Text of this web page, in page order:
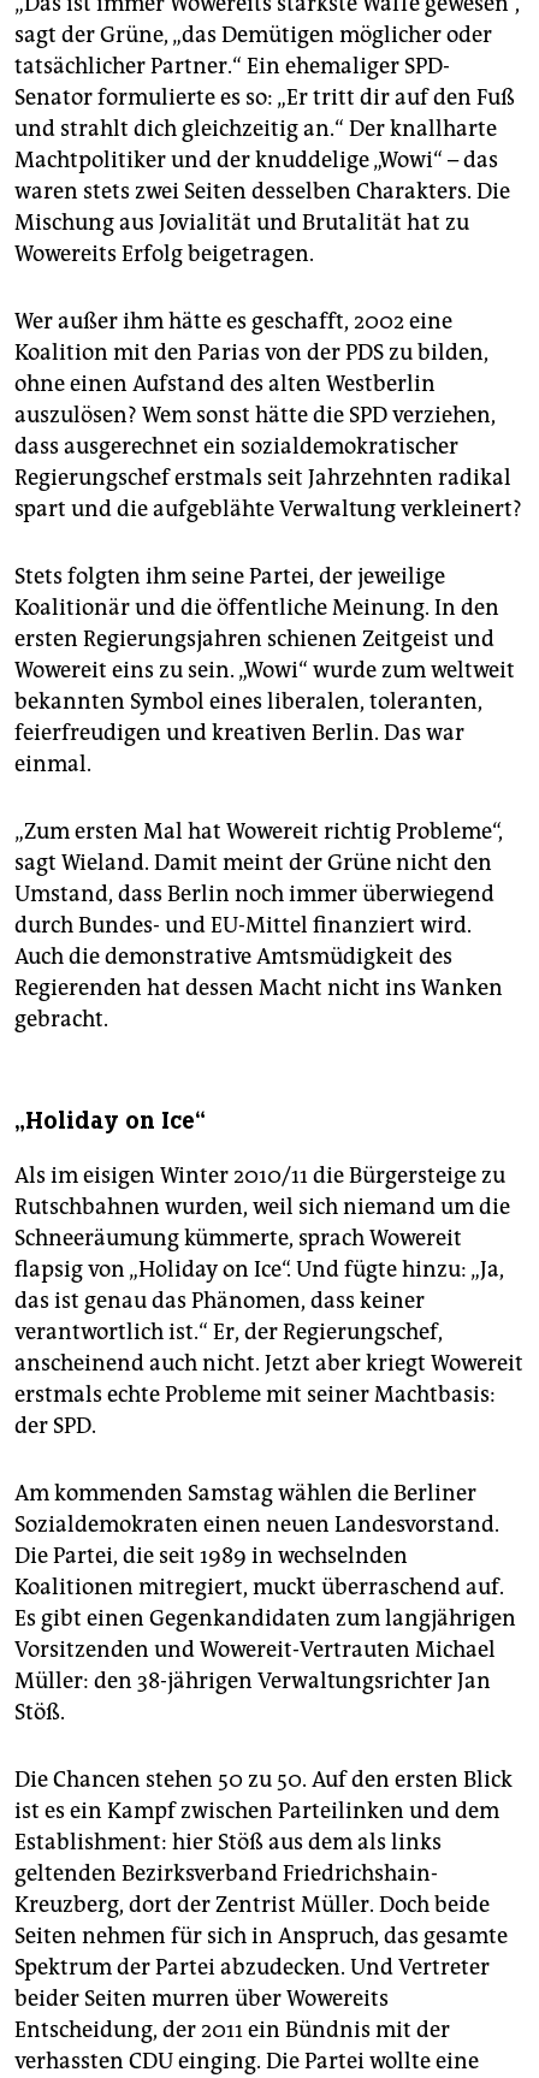
bisherige Landesvorsitzende Michael Müller muss
sich eines aussichtsreichen Gegenkandidaten
erwehren. (mlo)
sagt der Grüne, „das Demütigen möglicher oder
tatsächlicher Partner.“ Ein ehemaliger SPD-
Senator formulierte es so: „Er tritt dir auf den Fuß
und strahlt dich gleichzeitig an.“ Der knallharte
Machtpolitiker und der knuddelige „Wowi“ – das
waren stets zwei Seiten desselben Charakters. Die
Mischung aus Jovialität und Brutalität hat zu
Wowereits Erfolg beigetragen.
Wer außer ihm hätte es geschafft, 2002 eine
Koalition mit den Parias von der PDS zu bilden,
ohne einen Aufstand des alten Westberlin
auszulösen? Wem sonst hätte die SPD verziehen,
dass ausgerechnet ein sozialdemokratischer
Regierungschef erstmals seit Jahrzehnten radikal
spart und die aufgeblähte Verwaltung verkleinert?
Stets folgten ihm seine Partei, der jeweilige
Koalitionär und die öffentliche Meinung. In den
ersten Regierungsjahren schienen Zeitgeist und
Wowereit eins zu sein. „Wowi“ wurde zum weltweit
bekannten Symbol eines liberalen, toleranten,
feierfreudigen und kreativen Berlin. Das war
einmal.
„Zum ersten Mal hat Wowereit richtig Probleme“,
sagt Wieland. Damit meint der Grüne nicht den
Umstand, dass Berlin noch immer überwiegend
durch Bundes- und EU-Mittel finanziert wird.
Auch die demonstrative Amtsmüdigkeit des
Regierenden hat dessen Macht nicht ins Wanken
gebracht.
„Holiday on Ice“
Als im eisigen Winter 2010/11 die Bürgersteige zu
Rutschbahnen wurden, weil sich niemand um die
Schneeräumung kümmerte, sprach Wowereit
flapsig von „Holiday on Ice“. Und fügte hinzu: „Ja,
das ist genau das Phänomen, dass keiner
verantwortlich ist.“ Er, der Regierungschef,
anscheinend auch nicht. Jetzt aber kriegt Wowereit
erstmals echte Probleme mit seiner Machtbasis:
der SPD.
Am kommenden Samstag wählen die Berliner
Sozialdemokraten einen neuen Landesvorstand.
Die Partei, die seit 1989 in wechselnden
Koalitionen mitregiert, muckt überraschend auf.
Es gibt einen Gegenkandidaten zum langjährigen
Vorsitzenden und Wowereit-Vertrauten Michael
Müller: den 38-jährigen Verwaltungsrichter Jan
Stöß.
Die Chancen stehen 50 zu 50. Auf den ersten Blick
ist es ein Kampf zwischen Parteilinken und dem
Establishment: hier Stöß aus dem als links
geltenden Bezirksverband Friedrichshain-
Kreuzberg, dort der Zentrist Müller. Doch beide
Seiten nehmen für sich in Anspruch, das gesamte
Spektrum der Partei abzudecken. Und Vertreter
beider Seiten murren über Wowereits
Entscheidung, der 2011 ein Bündnis mit der
verhassten CDU einging. Die Partei wollte eine